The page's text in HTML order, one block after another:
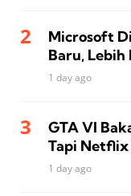
Microsoft
Baru,
1 day ago
GTA VI
Tapi Netflix
1 day ago